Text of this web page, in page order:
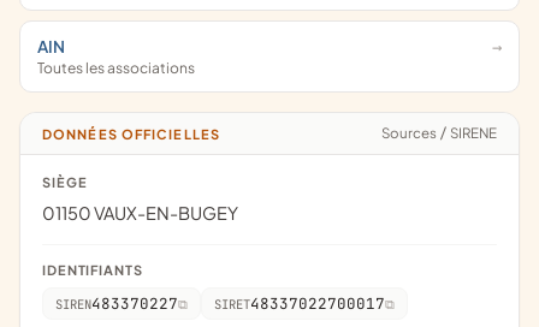
AIN
Toutes les associations
DONNÉES OFFICIELLES Sources / SIRENE
SIÈGE
01150 VAUX-EN-BUGEY
IDENTIFIANTS
SIREN483370227 SIRET48337022700017